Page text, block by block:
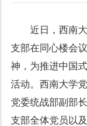
近日，西南
支部在同心楼会
神，为推进中国
活动。西南大学
党委统战部副部
支部全体党员以